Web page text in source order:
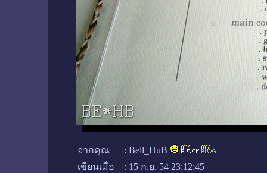
จากคุณ : Bell_HuB
เขียนเมื่อ
: 15 ก.ย. 54 23:12:45